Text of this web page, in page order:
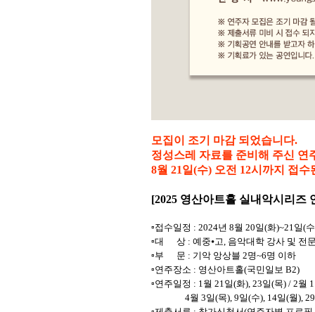
모집이 조기 마감 되었습니다.
정성스레 자료를 준비해 주신
8월 21일(수) 오전 12시까지 접
[2025 영산아트홀 실내악시리즈
▫접수일정 : 2024년 8월 20일(화)~21일(수
▫대 상 : 예중⦁고, 음악대학 강사 및 전
▫부 문 : 기악 앙상블 2명~6명 이하
▫연주장소 : 영산아트홀(국민일보 B2)
▫연주일정 : 1월 21일(화), 23일(목) / 2월
4월 3일(목), 9일(수), 14일(월), 29